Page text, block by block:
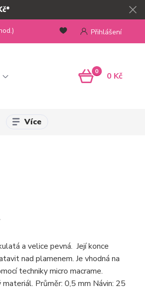
Přihlášení
0 0 Kč
Více
a velice pevná. Její konce
nad plamenem. Je vhodná na
techniky micro macrame.
Průměr: 0,5 mm Návin: 25